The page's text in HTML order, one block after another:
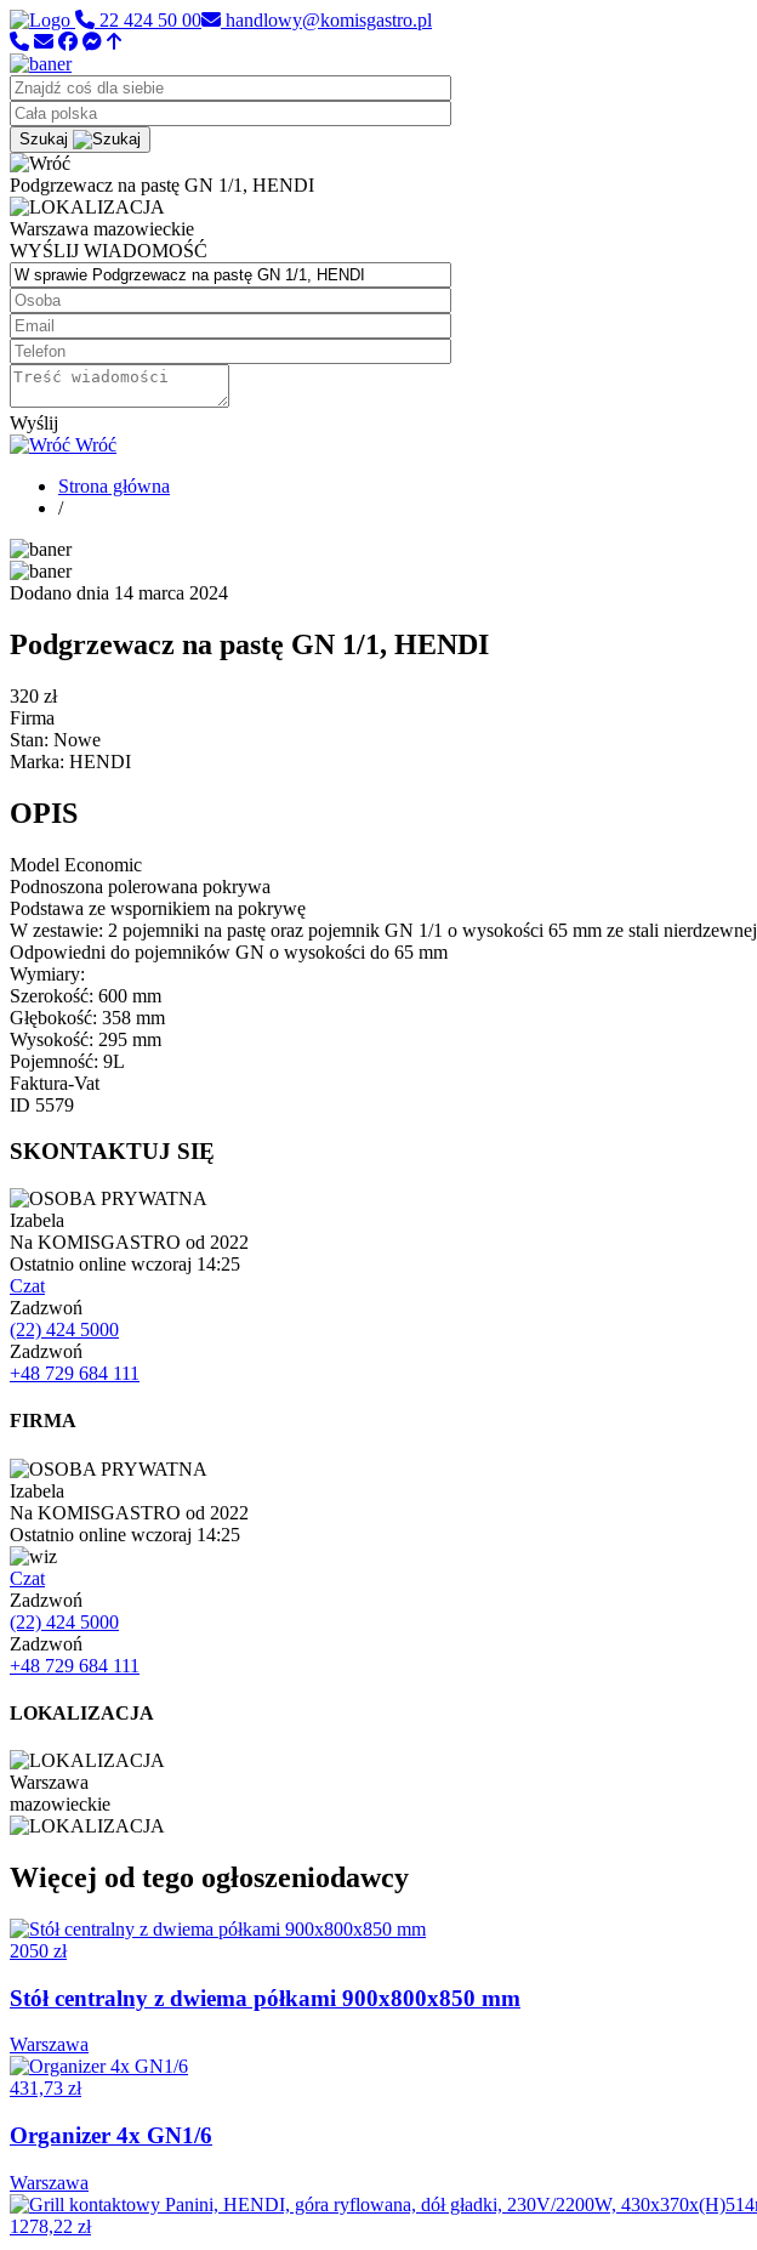
22 424 50 00 handlowy@komisgastro.pl
Szukaj
Podgrzewacz na pastę GN 1/1, HENDI
Warszawa mazowieckie
WYŚLIJ WIADOMOŚĆ
Wyślij
Wróć
Strona główna
/
Dodano dnia 14 marca 2024
Podgrzewacz na pastę GN 1/1, HENDI
320 zł
Firma
Stan: Nowe
Marka: HENDI
OPIS
Model Economic
Podnoszona polerowana pokrywa
Podstawa ze wspornikiem na pokrywę
W zestawie: 2 pojemniki na pastę oraz pojemnik GN 1/1 o wysokości 65 mm ze stali nierdzewnej
Odpowiedni do pojemników GN o wysokości do 65 mm
Wymiary:
Szerokość: 600 mm
Głębokość: 358 mm
Wysokość: 295 mm
Pojemność: 9L
Faktura-Vat
ID 5579
SKONTAKTUJ SIĘ
Izabela
Na KOMISGASTRO od 2022
Ostatnio online wczoraj 14:25
Czat
Zadzwoń
(22) 424 5000
Zadzwoń
+48 729 684 111
FIRMA
Izabela
Na KOMISGASTRO od 2022
Ostatnio online wczoraj 14:25
Czat
Zadzwoń
(22) 424 5000
Zadzwoń
+48 729 684 111
LOKALIZACJA
Warszawa
mazowieckie
Więcej od tego ogłoszeniodawcy
2050 zł
Stół centralny z dwiema półkami 900x800x850 mm
Warszawa
431,73 zł
Organizer 4x GN1/6
Warszawa
1278,22 zł